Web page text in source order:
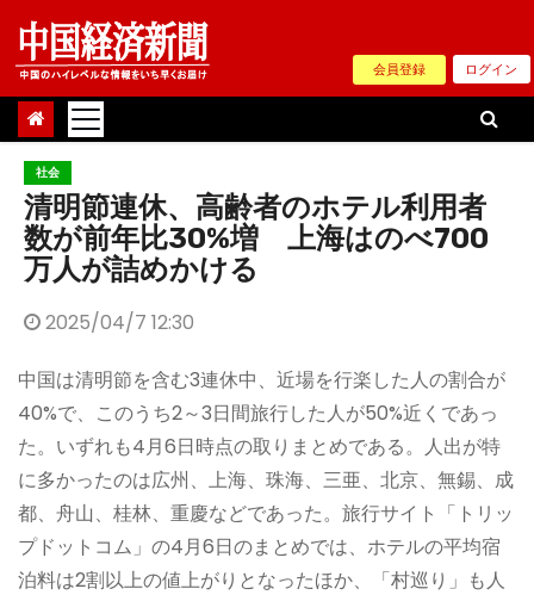
Skip
content
会員登録 ログイン
社会
清明節連休、高齢者のホテル利用者
数が前年比30%増 上海はのべ700
万人が詰めかける
2025/04/7 12:30
中国は清明節を含む3連休中、近場を行楽した人の割合が
40%で、このうち2～3日間旅行した人が50%近くであっ
た。いずれも4月6日時点の取りまとめである。人出が特
に多かったのは広州、上海、珠海、三亜、北京、無錫、成
都、舟山、桂林、重慶などであった。旅行サイト「トリッ
プドットコム」の4月6日のまとめでは、ホテルの平均宿
泊料は2割以上の値上がりとなったほか、「村巡り」も人